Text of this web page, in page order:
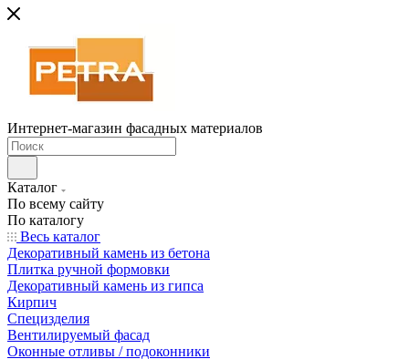
Интернет-магазин фасадных материалов
Каталог
По всему сайту
По каталогу
Весь каталог
Декоративный камень из бетона
Плитка ручной формовки
Декоративный камень из гипса
Кирпич
Специзделия
Вентилируемый фасад
Оконные отливы / подоконники